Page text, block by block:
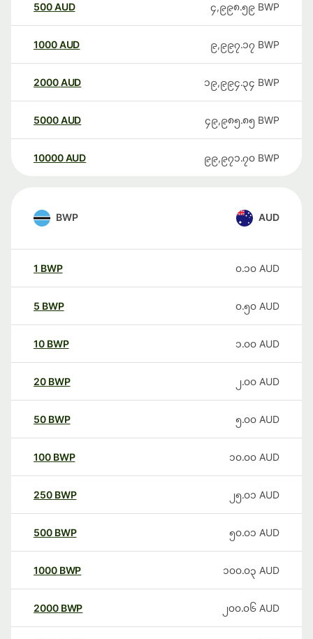
500AUD ၄,၉၉၈.၅၉ BWP
1000AUD ၉,၉၉၇.၁၇ BWP
2000AUD ၁၉,၉၉၄.၃၄ BWP
5000AUD ၄၉,၉၈၅.၈၅ BWP
10000 AUD ၉၉,၉၇၁.၇၀ BWP
BWP AUD
1 BWP ၀.၁၀ AUD
5 BWP ၀.၅၀ AUD
10 BWP ၁.၀၀ AUD
20 BWP ၂.၀၀ AUD
50 BWP ၅.၀၀ AUD
100 BWP ၁၀.၀၀ AUD
250 BWP ၂၅.၀၁ AUD
500 BWP ၅၀.၀၁ AUD
1000 BWP ၁၀၀.၀၃ AUD
2000 BWP ၂၀၀.၀၆ AUD